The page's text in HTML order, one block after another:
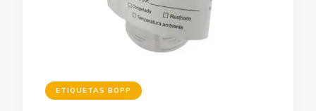
ETIQUETAS BOPP